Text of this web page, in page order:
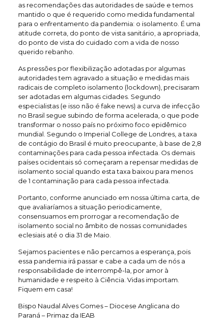
as recomendações das autoridades de saúde e temos
mantido o que é requerido como medida fundamental
para o enfrentamento da pandemia: o isolamento. É uma
atitude correta, do ponto de vista sanitário, a apropriada,
do ponto de vista do cuidado com a vida de nosso
querido rebanho.
As pressões por flexibilização adotadas por algumas
autoridades tem agravado a situação e medidas mais
radicais de completo isolamento (lockdown), precisaram
ser adotadas em algumas cidades. Segundo
especialistas (e isso não é fake news) a curva de infecção
no Brasil segue subindo de forma acelerada, o que pode
transformar o nosso país no próximo foco epidêmico
mundial. Segundo o Imperial College de Londres, a taxa
de contágio do Brasil é muito preocupante, à base de 2,8
contaminações para cada pessoa infectada. Os demais
países ocidentais só começaram a repensar medidas de
isolamento social quando esta taxa baixou para menos
de 1 contaminação para cada pessoa infectada.
Portanto, conforme anunciado em nossa última carta, de
que avaliaríamos a situação periodicamente,
consensuamos em prorrogar a recomendação de
isolamento social no âmbito de nossas comunidades
eclesiais até o dia 31 de Maio.
Sejamos pacientes e não percamos a esperança, pois
essa pandemia irá passar e cabe a cada um de nós a
responsabilidade de interrompê-la, por amor à
humanidade e respeito à Ciência. Vidas importam.
Fiquem em casa!
Bispo Naudal Alves Gomes – Diocese Anglicana do
Paraná – Primaz da IEAB